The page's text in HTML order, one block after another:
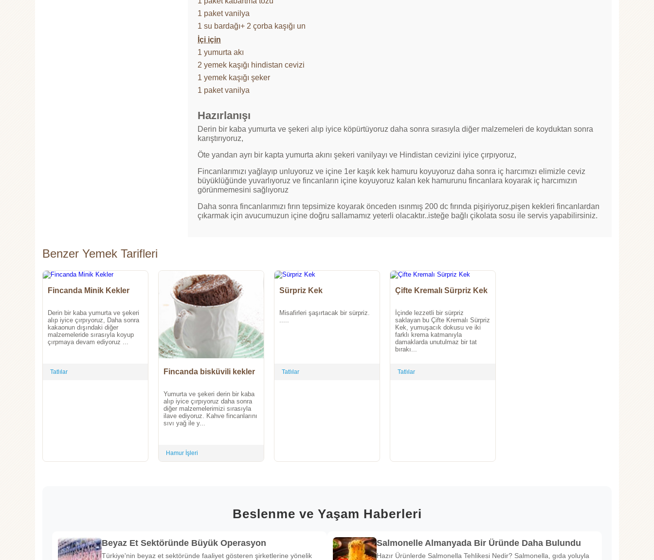
1 paket vanilya
1 su bardağı+ 2 çorba kaşığı un
İçi için
1 yumurta akı
2 yemek kaşığı hindistan cevizi
1 yemek kaşığı şeker
1 paket vanilya
Hazırlanışı
Derin bir kaba yumurta ve şekeri alıp iyice köpürtüyoruz daha sonra sırasıyla diğer malzemeleri de koyduktan sonra
karıştırıyoruz,
Öte yandan ayrı bir kapta yumurta akını şekeri vanilyayı ve Hindistan cevizini iyice çırpıyoruz,
Fincanlarımızı yağlayıp unluyoruz ve içine 1er kaşık kek hamuru koyuyoruz daha sonra iç harcımızı elimizle ceviz
büyüklüğünde yuvarlıyoruz ve fincanların içine koyuyoruz kalan kek hamurunu fincanlara koyarak iç harcımızın
görünmemesini sağlıyoruz
Daha sonra fincanlarımızı fırın tepsimize koyarak önceden ısınmış 200 dc fırında pişiriyoruz,pişen kekleri fincanlardan
çıkarmak için avucumuzun içine doğru sallamamız yeterli olacaktır..isteğe bağlı çikolata sosu ile servis yapabilirsiniz.
Benzer Yemek Tarifleri
Fincanda Minik Kekler
Derin bir kaba yumurta ve şekeri
alıp iyice çırpıyoruz, Daha sonra
kakaonun dışındaki diğer
malzemeleride sırasıyla koyup
çırpmaya devam ediyoruz ...
Tatlılar Fincanda bisküvili kekler
Yumurta ve şekeri derin bir kaba
alıp iyice çırpıyoruz daha sonra
diğer malzemelerimizi sırasıyla
ilave ediyoruz. Kahve fincanlarını
sıvı yağ ile y...
Hamur İşleri
Sürpriz Kek
Misafirleri şaşırtacak bir sürpriz.
.....
Tatlılar
Çifte Kremalı Sürpriz Kek
İçinde lezzetli bir sürpriz
saklayan bu Çifte Kremalı Sürpriz
Kek, yumuşacık dokusu ve iki
farklı krema katmanıyla
damaklarda unutulmaz bir tat
bırakı...
Tatlılar
Beslenme ve Yaşam Haberleri
Beyaz Et Sektöründe Büyük Operasyon
Türkiye'nin beyaz et sektöründe faaliyet gösteren şirketlerine yönelik
Salmonelle Almanyada Bir Üründe Daha Bulundu
Hazır Ürünlerde Salmonella Tehlikesi Nedir? Salmonella, gıda yoluyla